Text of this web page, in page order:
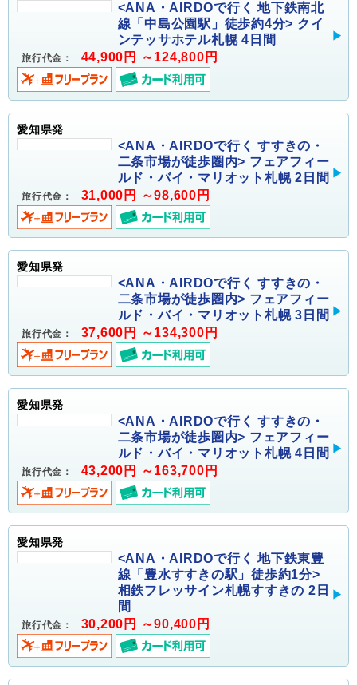
<ANA・AIRDOで行く 地下鉄南北
線「中島公園駅」徒歩約4分> クイ
ンテッサホテル札幌 4日間
旅行代金： 44,900円 ～124,800円
愛知県発
<ANA・AIRDOで行く すすきの・
二条市場が徒歩圏内> フェアフィー
ルド・バイ・マリオット札幌 2日間
旅行代金： 31,000円 ～98,600円
愛知県発
<ANA・AIRDOで行く すすきの・
二条市場が徒歩圏内> フェアフィー
ルド・バイ・マリオット札幌 3日間
旅行代金： 37,600円 ～134,300円
愛知県発
<ANA・AIRDOで行く すすきの・
二条市場が徒歩圏内> フェアフィー
ルド・バイ・マリオット札幌 4日間
旅行代金： 43,200円 ～163,700円
愛知県発
<ANA・AIRDOで行く 地下鉄東豊
線「豊水すすきの駅」徒歩約1分>
相鉄フレッサイン札幌すすきの 2日
間
旅行代金： 30,200円 ～90,400円